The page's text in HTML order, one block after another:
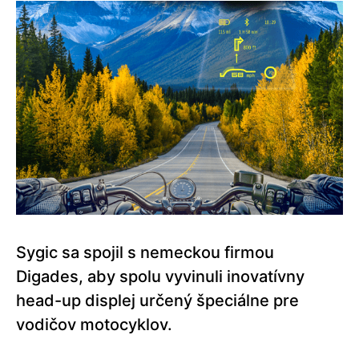
Sygic sa spojil s nemeckou firmou
Digades, aby spolu vyvinuli inovatívny
head-up displej určený špeciálne pre
vodičov motocyklov.